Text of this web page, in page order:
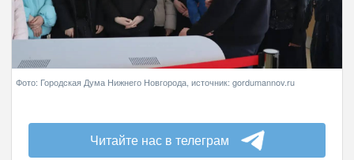
Фото: Городская Дума Нижнего Новгорода, источник: gordumannov.ru
Читайте нас в телеграм